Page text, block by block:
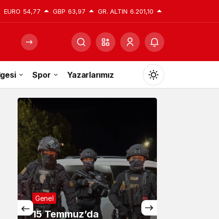
EURO 54,77 GBP 63,97 GR. ALTIN 6.201,10
Spor Yazarlarımız
Mod
değiştir
Gündüz Modu
Gündüz modunu seçin.
Gece Modu
Gece modunu seçin.